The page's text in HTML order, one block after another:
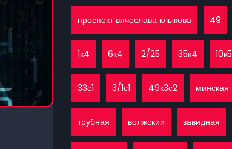
проспект вячеслава клыкова 49
1к4 6к4 2/25 35к4 10к5
33с1 3/1с1 49к3с2 минская
трубная волжскии завидная